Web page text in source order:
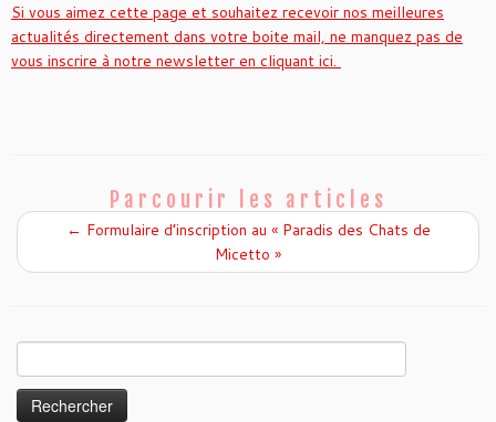
Si vous aimez cette page et souhaitez recevoir nos meilleures
actualités directement dans votre boite mail, ne manquez pas de
vous inscrire à notre newsletter en cliquant ici.
Parcourir les articles
← Formulaire d’inscription au « Paradis des Chats de
Micetto »